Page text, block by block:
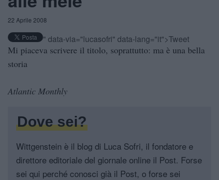
22 Aprile 2008
" data-via="lucasofri" data-lang="it">Tweet
Mi piaceva scrivere il titolo, soprattutto: ma è una bella
storia
Atlantic Monthly
Dove sei?
Wittgenstein è il blog di Luca Sofri, il fondatore e
direttore editoriale del giornale online il Post. Forse
sei qui perché conosci già il Post, o forse sei